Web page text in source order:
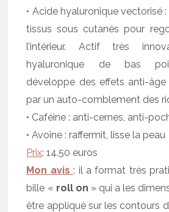
• Acide hyaluronique vectorisé :
tissus sous cutanés pour
l’intérieur. Actif très
hyaluronique de bas
développe des effets anti-
par un auto-comblement des
• Caféine : anti-cernes, anti-
• Avoine : raffermit, lisse la peau
Prix: 14.50 euros
Mon avis : il a format très
bille « roll on » qui a les
être appliqué sur les contours